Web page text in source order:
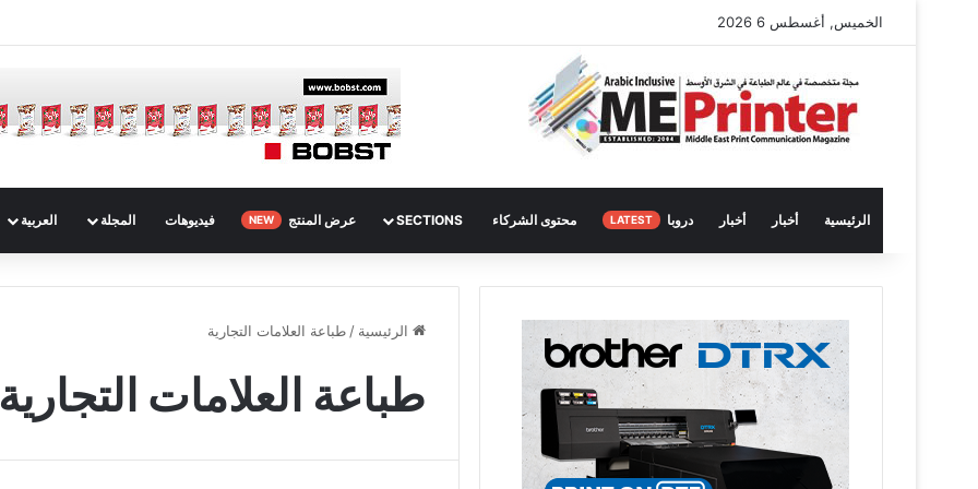
الخميس, أغسطس 6 2026
الرئيسية أخبار أخبار دروبا LATEST محتوى الشركاء SECTIONS عرض المنتج NEW فيديوهات المجلة العربية
الرئيسية / طباعة العلامات التجارية
طباعة العلامات التجارية